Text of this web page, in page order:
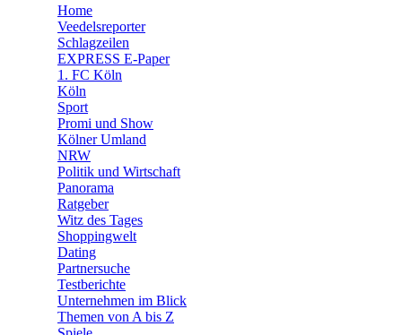
🛒 Shoppingwelt
Home
Veedelsreporter
Schlagzeilen
EXPRESS E-Paper
1. FC Köln
Köln
Sport
Promi und Show
Kölner Umland
NRW
Politik und Wirtschaft
Panorama
Ratgeber
Witz des Tages
Shoppingwelt
Dating
Partnersuche
Testberichte
Unternehmen im Blick
Themen von A bis Z